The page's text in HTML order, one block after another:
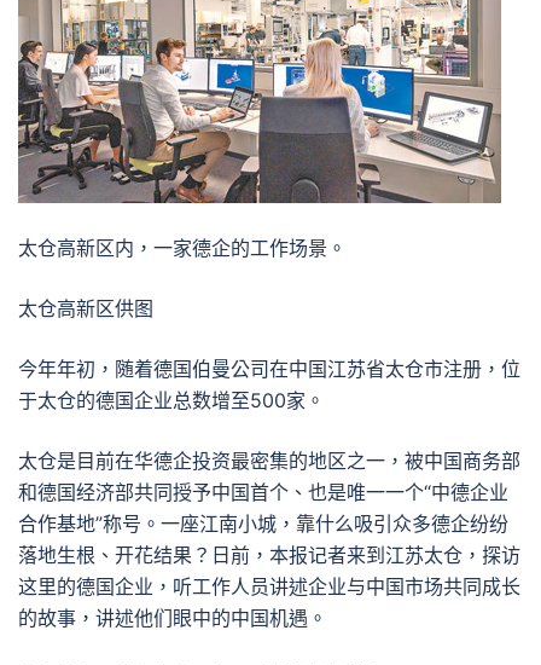
太仓高新区内，一家德企的工作场景。
太仓高新区供图
今年年初，随着德国伯曼公司在中国江苏省太仓市注册，位
于太仓的德国企业总数增至500家。
太仓是目前在华德企投资最密集的地区之一，被中国商务部
和德国经济部共同授予中国首个、也是唯一一个“中德企业
合作基地”称号。一座江南小城，靠什么吸引众多德企纷纷
落地生根、开花结果？日前，本报记者来到江苏太仓，探访
这里的德国企业，听工作人员讲述企业与中国市场共同成长
的故事，讲述他们眼中的中国机遇。